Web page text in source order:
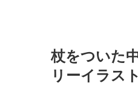
杖をついた
リーイラスト